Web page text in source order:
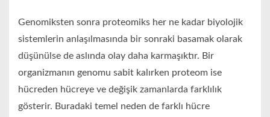
Genomiksten sonra proteomiks her ne kadar biyolojik
sistemlerin anlaşılmasında bir sonraki basamak olarak
düşünülse de aslında olay daha karmaşıktır. Bir
organizmanın genomu sabit kalırken proteom ise
hücreden hücreye ve değişik zamanlarda farklılık
gösterir. Buradaki temel neden de farklı hücre